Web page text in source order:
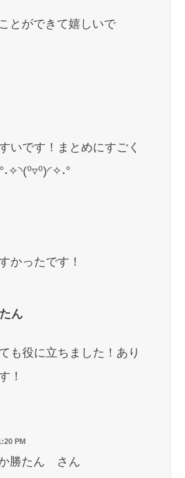
とができて嬉しいで
いです！まとめにすごく
かったです！
ん
も役に立ちました！あり
！
PM
勝たん さん